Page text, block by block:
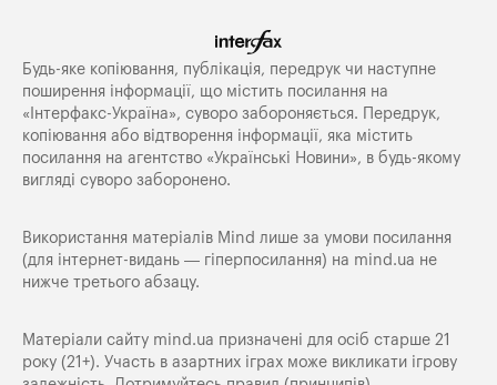
Будь-яке копiювання, публiкацiя, передрук чи наступне
поширення iнформацiї, що мiстить посилання на
«Iнтерфакс-Україна», суворо забороняється. Передрук,
копіювання або відтворення інформації, яка містить
посилання на агентство «Українські Новини», в будь-якому
вигляді суворо заборонено.
Використання матеріалів Mind лише за умови посилання
(для інтернет-видань — гіперпосилання) на mind.ua не
нижче третього абзацу.
Матеріали сайту mind.ua призначені для осіб старше 21
року (21+). Участь в азартних іграх може викликати ігрову